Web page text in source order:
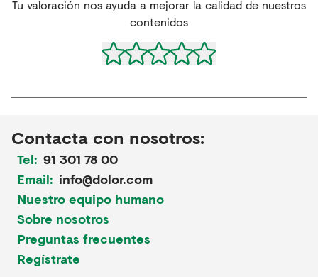
Tu valoración nos ayuda a mejorar la calidad de nuestros
contenidos
Contacta con nosotros:
Tel: 91 301 78 00
Email: info@dolor.com
Nuestro equipo humano
Sobre nosotros
Preguntas frecuentes
Regístrate